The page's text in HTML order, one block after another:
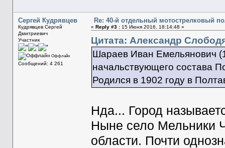
Сергей Кудрявцев
Кудрявцев Сергей
Дмитриевич
Участник
Оффлайн
Сообщений: 4 261
Re: 40-й отдельный мотострелковый
« Reply #3 :15 Июня 2016, 18:14:48 »
Цитата: Александр
Шараев Иван Емельянович
начальствующего состава
Родился в 1902 году в
Нда... Город
Ныне село Мельники
области. Почти